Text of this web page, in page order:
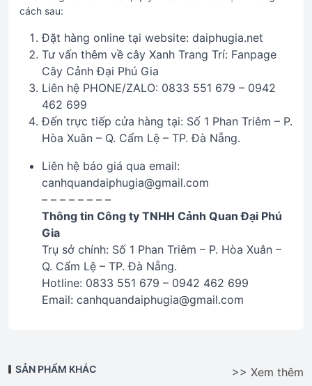
cách sau:
Đặt hàng online tại website: daiphugia.net
Tư vấn thêm về cây Xanh Trang Trí: Fanpage
Cây Cảnh Đại Phú Gia
Liên hệ PHONE/ZALO: 0833 551 679 – 0942
462 699
Đến trực tiếp cửa hàng tại: Số 1 Phan Triêm – P.
Hòa Xuân – Q. Cẩm Lệ – TP. Đà Nẵng.
Liên hệ báo giá qua email:
canhquandaiphugia@gmail.com
– – – – – – – –
Thông tin Công ty TNHH Cảnh Quan Đại Phú
Gia
Trụ sở chính: Số 1 Phan Triêm – P. Hòa Xuân –
Q. Cẩm Lệ – TP. Đà Nẵng.
Hotline: 0833 551 679 – 0942 462 699
Email: canhquandaiphugia@gmail.com
SẢN PHẨM KHÁC >> Xem thêm